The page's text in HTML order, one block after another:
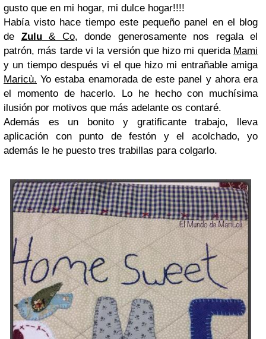
gusto que en mi hogar, mi dulce hogar!!!!
Había visto hace tiempo este pequeño panel en el blog
de Zulu& Co, donde generosamente nos regala el
patrón, más tarde vi la versión que hizo mi querida Mami
y un tiempo después vi el que hizo mi entrañable amiga
Maricù. Yo estaba enamorada de este panel y ahora era
el momento de hacerlo. Lo he hecho con muchísima
ilusión por motivos que más adelante os contaré.
Además es un bonito y gratificante trabajo, lleva
aplicación con punto de festón y el acolchado, yo
además le he puesto tres trabillas para colgarlo.